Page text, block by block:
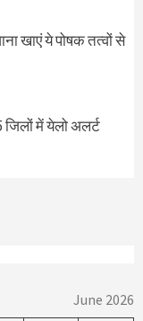
खाएं ये पोषक तत्वों से
में येलो अलर्ट
June 2026